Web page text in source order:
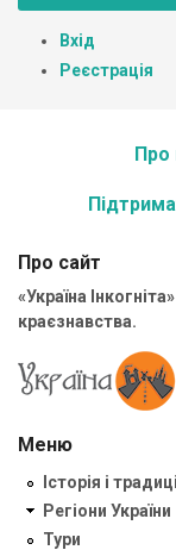
Вхід
Реєстрація
Про
Про сайт
«Україна
краєзнавства.
Меню
Історія і
Регіони України
Тури